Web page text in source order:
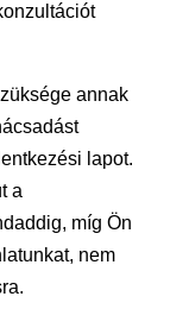
annak
lapot.
a
míg Ön
nem